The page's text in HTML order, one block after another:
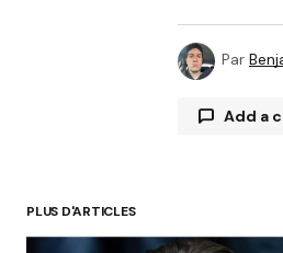
Par
Add a
avec*
PLUS D'ARTICLES